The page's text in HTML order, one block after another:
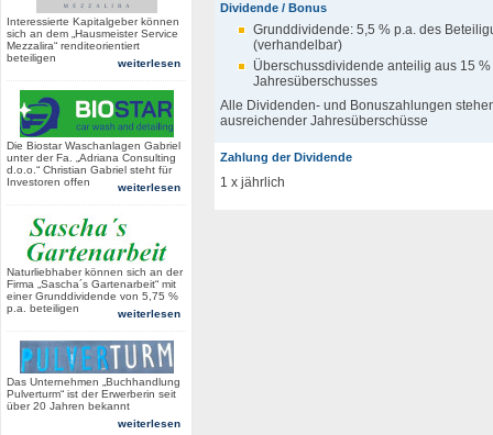
Interessierte Kapitalgeber können
sich an dem „Hausmeister Service
Mezzalira“ renditeorientiert
beteiligen
weiterlesen
Die Biostar Waschanlagen Gabriel
unter der Fa. „Adriana Consulting
d.o.o.“ Christian Gabriel steht für
Investoren offen
weiterlesen
Naturliebhaber können sich an der
Firma „Sascha´s Gartenarbeit“ mit
einer Grunddividende von 5,75 %
p.a. beteiligen
weiterlesen
Das Unternehmen „Buchhandlung
Pulverturm“ ist der Erwerberin seit
über 20 Jahren bekannt
weiterlesen
Dividende / Bonus
Grunddividende: 5,5 % p.a. des
(verhandelbar)
Überschussdividende anteilig aus 15
Jahresüberschusses
Alle Dividenden- und Bonuszahlungen
ausreichender Jahresüberschüsse
Zahlung der Dividende
1 x jährlich